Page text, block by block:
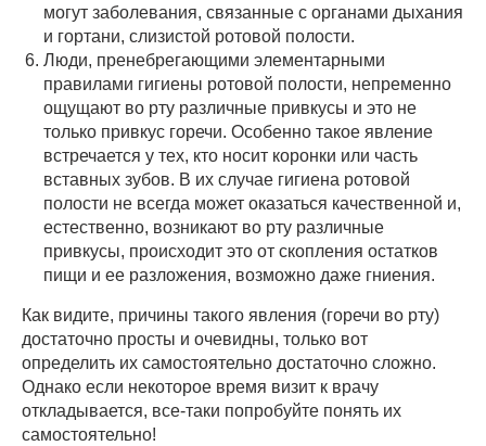
могут заболевания, связанные с органами дыхания
и гортани, слизистой ротовой полости.
Люди, пренебрегающими элементарными
правилами гигиены ротовой полости, непременно
ощущают во рту различные привкусы и это не
только привкус горечи. Особенно такое явление
встречается у тех, кто носит коронки или часть
вставных зубов. В их случае гигиена ротовой
полости не всегда может оказаться качественной и,
естественно, возникают во рту различные
привкусы, происходит это от скопления остатков
пищи и ее разложения, возможно даже гниения.
Как видите, причины такого явления (горечи во рту)
достаточно просты и очевидны, только вот
определить их самостоятельно достаточно сложно.
Однако если некоторое время визит к врачу
откладывается, все-таки попробуйте понять их
самостоятельно!